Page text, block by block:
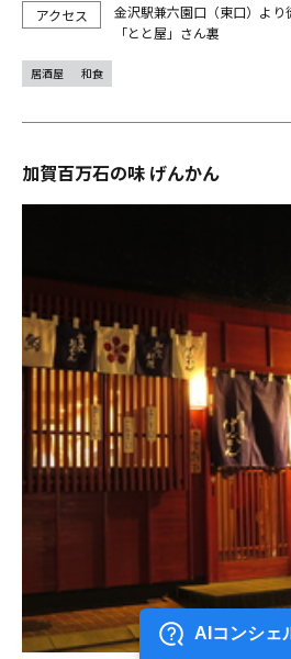
金沢駅兼六園口（東口）より
「とと屋」さん裏
居酒屋 和食
加賀百万石の味 げんかん